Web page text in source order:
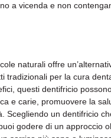
a vicenda e non
naturali offre
tradizionali per la cura
questi dentifricio
e carie, promuovere la
Scegliendo un dentifricio
godere di un approccio